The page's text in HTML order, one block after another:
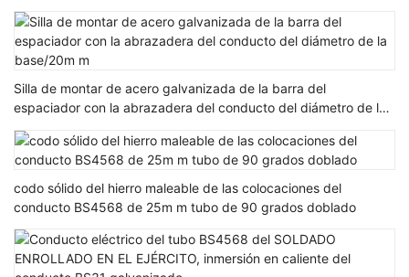
maleable
Silla de montar de acero galvanizada de la barra del
espaciador con la abrazadera del conducto del diámetro de la
codo sólido del hierro maleable de las colocaciones del
conducto BS4568 de 25m m tubo de 90 grados doblado